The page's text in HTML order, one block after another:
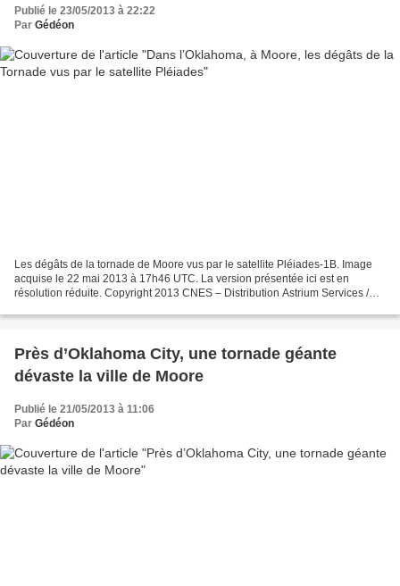
Publié le 23/05/2013 à 22:22
Par Gédéon
Les dégâts de la tornade de Moore vus par le satellite Pléiades-1B. Image
acquise le 22 mai 2013 à 17h46 UTC. La version présentée ici est en
résolution réduite. Copyright 2013 CNES – Distribution Astrium Services /
Près d’Oklahoma City, une tornade géante
dévaste la ville de Moore
Publié le 21/05/2013 à 11:06
Par Gédéon